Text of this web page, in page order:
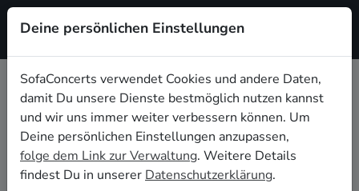
Registrieren
Hiphop Live-Musik für die
Geburtstagsfeier in Gelsenkirchen
Du möchtest Deine diesjährige Geburtstagsfeier in
Gelsenkirchen zu einem unvergesslichen Erlebnis
Deine persönlichen Einstellungen
SofaConcerts verwendet Cookies und andere Daten,
damit Du unsere Dienste bestmöglich nutzen kannst
und wir uns immer weiter verbessern können. Um
Deine persönlichen Einstellungen anzupassen,
folge dem Link zur Verwaltung. Weitere Details
findest Du in unserer Datenschutzerklärung.